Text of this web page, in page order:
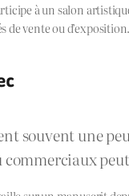
à un salon
de vente ou d’exposition.
souvent une